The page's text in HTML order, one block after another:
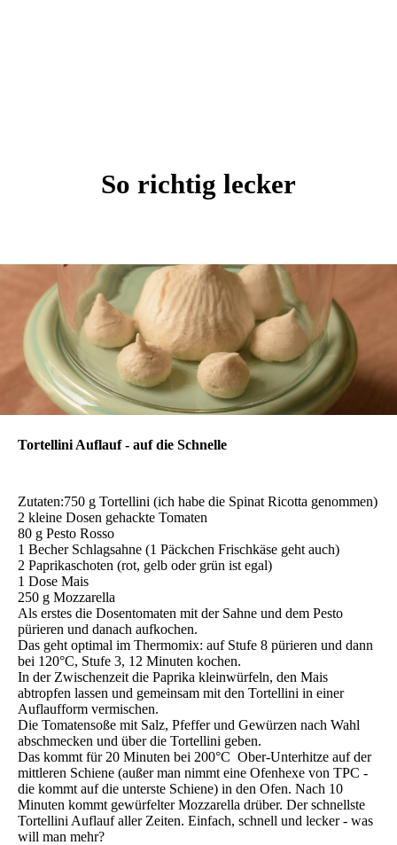
So richtig lecker
Tortellini Auflauf - auf die Schnelle
Zutaten:750 g Tortellini (ich habe die Spinat Ricotta genommen)
2 kleine Dosen gehackte Tomaten
80 g Pesto Rosso
1 Becher Schlagsahne (1 Päckchen Frischkäse geht auch)
2 Paprikaschoten (rot, gelb oder grün ist egal)
1 Dose Mais
250 g Mozzarella
Als erstes die Dosentomaten mit der Sahne und dem Pesto
pürieren und danach aufkochen.
Das geht optimal im Thermomix: auf Stufe 8 pürieren und dann
bei 120°C, Stufe 3, 12 Minuten kochen.
In der Zwischenzeit die Paprika kleinwürfeln, den Mais
abtropfen lassen und gemeinsam mit den Tortellini in einer
Auflaufform vermischen.
Die Tomatensoße mit Salz, Pfeffer und Gewürzen nach Wahl
abschmecken und über die Tortellini geben.
Das kommt für 20 Minuten bei 200°C Ober-Unterhitze auf der
mittleren Schiene (außer man nimmt eine Ofenhexe von TPC -
die kommt auf die unterste Schiene) in den Ofen. Nach 10
Minuten kommt gewürfelter Mozzarella drüber. Der schnellste
Tortellini Auflauf aller Zeiten. Einfach, schnell und lecker - was
will man mehr?